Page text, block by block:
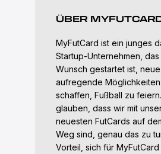
ÜBER
MyFutCard ist ein junges
Startup-Unternehmen, das
Wunsch gestartet ist,
aufregende
schaffen, Fußball zu
glauben, dass wir mit
neuesten FutCards auf
Weg sind, genau das zu
Vorteil, sich für MyFutCard